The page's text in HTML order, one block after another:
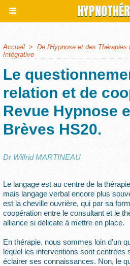
Accueil > De l'Hypnose et des
Intégrative
Le
relation et de
Revue Hypnose
Brèves HS20.
Dr Wilfrid MARTINEAU
Le langage est au centre de la thérapie, langage du corps parfois,
mais langage verbal encore plus
est la cheville ouvrière, qui par sa
coopération entre le consultant et le
alliance si délicate à mettre en place.
En thérapie, nous sommes loin d’un
lequel les interventions sont centrées
éclairer ses connaissances. Non, le